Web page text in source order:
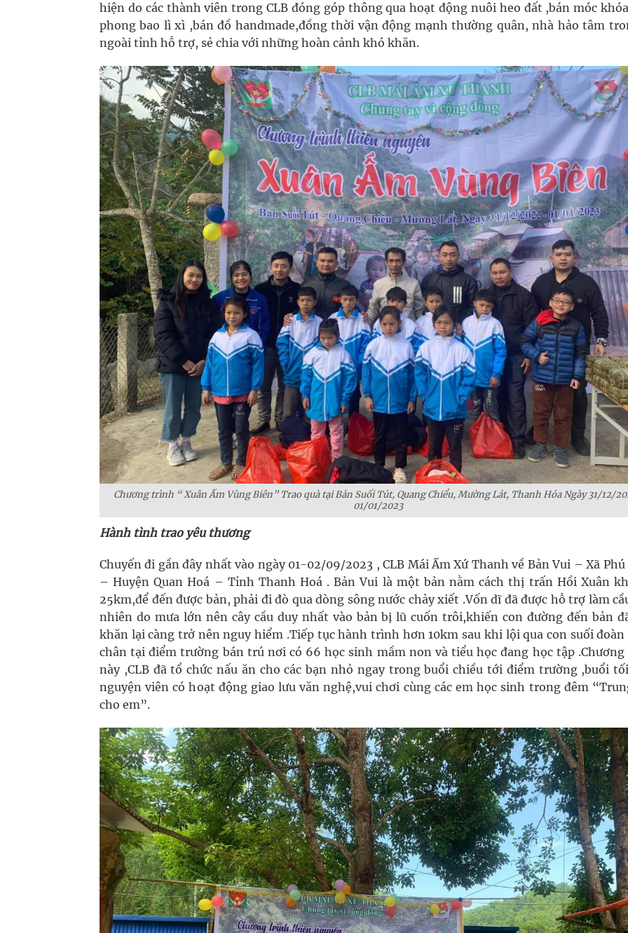
hiện do các thành viên trong CLB đóng góp thông qua hoạt động nuôi heo đất ,bán móc
phong bao lì xì ,bán đồ handmade,đồng thời vận động mạnh thường quân, nhà hảo tâm
ngoài tỉnh hỗ trợ, sẻ chia với những hoàn cảnh khó khăn.
Chương trình “ Xuân Ấm Vùng Biên” Trao quà tại Bản Suối Tút, Quang Chiểu, Mường Lát, Thanh Hóa Ngày 31/12/
01/01/2023
Hành tình trao yêu thương
Chuyến đi gần đây nhất vào ngày 01-02/09/2023 , CLB Mái Ấm Xứ Thanh về Bản Vui – Xã Phú
– Huyện Quan Hoá – Tỉnh Thanh Hoá . Bản Vui là một bản nằm cách thị trấn Hồi Xuân
25km,để đến được bản, phải đi đò qua dòng sông nước chảy xiết .Vốn dĩ đã được hỗ trợ làm
nhiên do mưa lớn nên cây cầu duy nhất vào bản bị lũ cuốn trôi,khiến con đường đến bản
khăn lại càng trở nên nguy hiểm .Tiếp tục hành trình hơn 10km sau khi lội qua con suối đoàn
chân tại điểm trường bán trú nơi có 66 học sinh mầm non và tiểu học đang học tập
này ,CLB đã tổ chức nấu ăn cho các bạn nhỏ ngay trong buổi chiều tới điểm trường ,buổi
nguyện viên có hoạt động giao lưu văn nghệ,vui chơi cùng các em học sinh trong đêm
cho em”.